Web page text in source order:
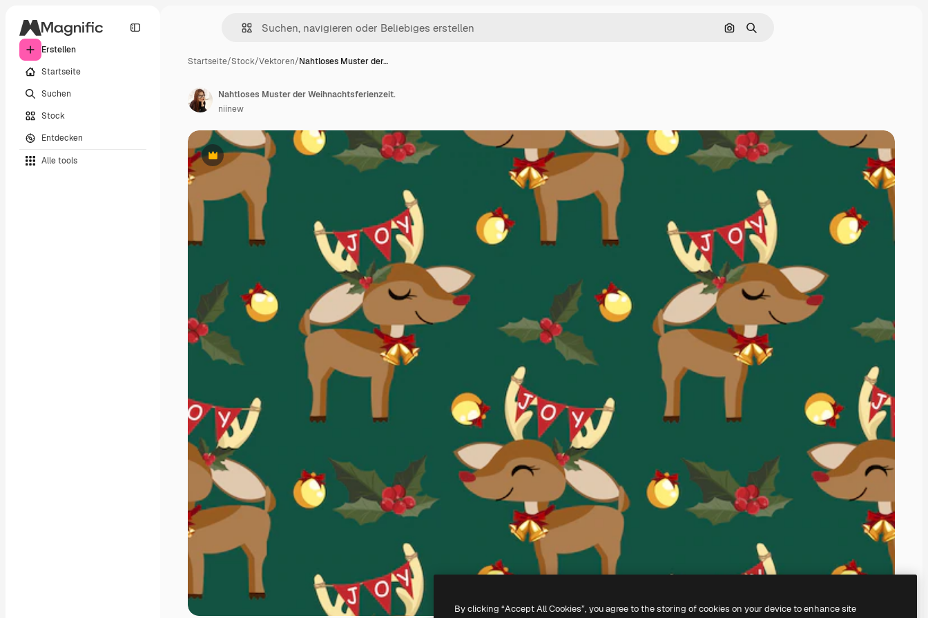
Erstellen
Startseite
Suchen
Stock
Entdecken
Alle tools
Nach Bild suchen
Suchen
Startseite/Stock/Vektoren/Nahtloses Muster der…
Premium
Nahtloses Muster der Weihnachtsferienzeit.
niinew
By clicking “Accept All Cookies”, you agree to the storing of cookies on your device to enhance site